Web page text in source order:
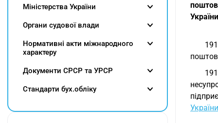
України
Міністерства України
Органи судової влади
Нормативні акти міжнародного
характеру
Документи СРСР та УРСР
Cтандарти бух.обліку